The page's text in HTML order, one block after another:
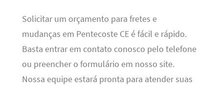
Solicitar um orçamento para fretes e
mudanças em Pentecoste CE é fácil e rápido.
Basta entrar em contato conosco pelo telefone
ou preencher o formulário em nosso site.
Nossa equipe estará pronta para atender suas